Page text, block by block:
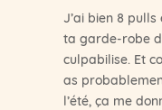
J’ai bien 8
ta garde-robe
culpabilise. Et
as
l’été, ça me